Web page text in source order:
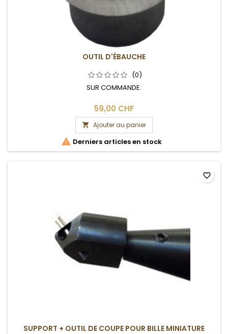
OUTIL D'ÉBAUCHE
(0)
SUR COMMANDE.
59,00 CHF
 Ajouter au panier
 Derniers articles en stock
SUPPORT + OUTIL DE COUPE POUR BILLE MINIATURE
favorite_border